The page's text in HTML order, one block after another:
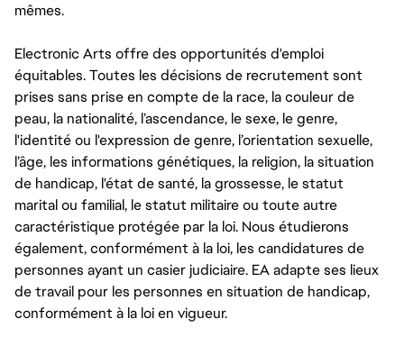
mêmes.
Electronic Arts offre des opportunités d'emploi
équitables. Toutes les décisions de recrutement sont
prises sans prise en compte de la race, la couleur de
peau, la nationalité, l’ascendance, le sexe, le genre,
l'identité ou l'expression de genre, l’orientation sexuelle,
l’âge, les informations génétiques, la religion, la situation
de handicap, l'état de santé, la grossesse, le statut
marital ou familial, le statut militaire ou toute autre
caractéristique protégée par la loi. Nous étudierons
également, conformément à la loi, les candidatures de
personnes ayant un casier judiciaire. EA adapte ses lieux
de travail pour les personnes en situation de handicap,
conformément à la loi en vigueur.